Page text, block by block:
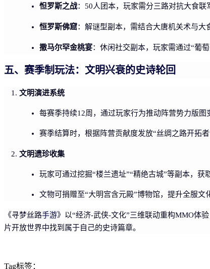
怛罗斯之战：50人团本，玩家需分三路对抗大食联
恒罗斯佛窟：解谜型副本，需结合大唐机关术与大
撒马尔罕金桃宴：休闲社交副本，玩家需通过“葡
五、赛季制玩法：文明兴衰的史诗轮回
文明演进系统
每赛季持续12周，通过玩家行为推动阵营势力版图
赛季结算时，根据阵营贡献度发放“丝绸之路开拓
文明遗珍收集
玩家可通过挖掘“楼兰遗址”“精绝古城”等副本，获
文物可捐赠至“大明宫含元殿”博物馆，提升全服文
《寻梦丝路手游》以“经济-武侠-文化”三维联动重构MMO体
片开放世界中找到属于自己的史诗篇章。
Tag标签：